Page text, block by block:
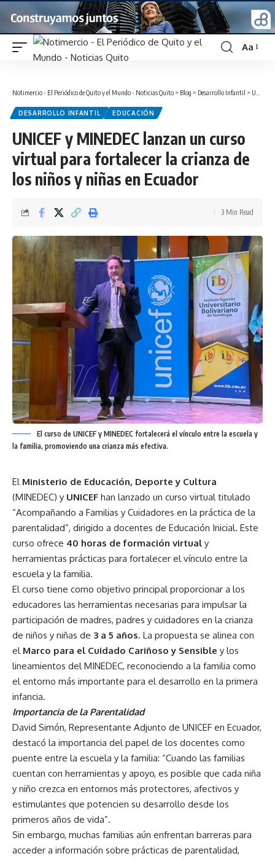
Font
Aa
Notimercio - El Periódico de Quito y el Mundo - Noticias Quito > Blog > Desarrollo Infantil > UNICEF y MINEDEC lanzan un curso virtual para fortalecer la crianza de los niños y niñas en Ecuador
DESARROLLO INFANTIL EDUCACIÓN
UNICEF y MINEDEC lanzan un curso
virtual para fortalecer la crianza de
los niños y niñas en Ecuador
3 Min Read
El curso de UNICEF y MINEDEC fortalecerá el vínculo entre la escuela y
la familia, promoviendo una crianza más efectiva.
El Ministerio de Educación, Deporte y Cultura
(MINEDEC) y UNICEF han lanzado un curso virtual titulado
“Acompañando a Familias y Cuidadores en la práctica de la
parentalidad”, dirigido a docentes de Educación Inicial. Este
curso ofrece 40 horas de formación virtual y
herramientas prácticas para fortalecer el vínculo entre la
escuela y la familia.
El curso tiene como objetivo principal proporcionar a los
educadores las herramientas necesarias para impulsar la
participación de madres, padres y cuidadores en la crianza
de niños y niñas de 3 a 5 años. La propuesta se alinea con
el Marco para el Cuidado Cariñoso y Sensible y los
lineamientos del MINEDEC, reconociendo a la familia como
el entorno más importante para el desarrollo en la primera
infancia.
Importancia de la Parentalidad
David Simón, Representante Adjunto de UNICEF en Ecuador,
destacó la importancia del papel de los docentes como
puente entre la escuela y la familia: “Cuando las familias
cuentan con herramientas y apoyo, es posible que cada niña
y niño crezca en entornos más protectores, afectivos y
estimulantes que potencien su desarrollo desde los
primeros años de vida”.
Sin embargo, muchas familias aún enfrentan barreras para
acceder a información sobre prácticas de parentalidad,